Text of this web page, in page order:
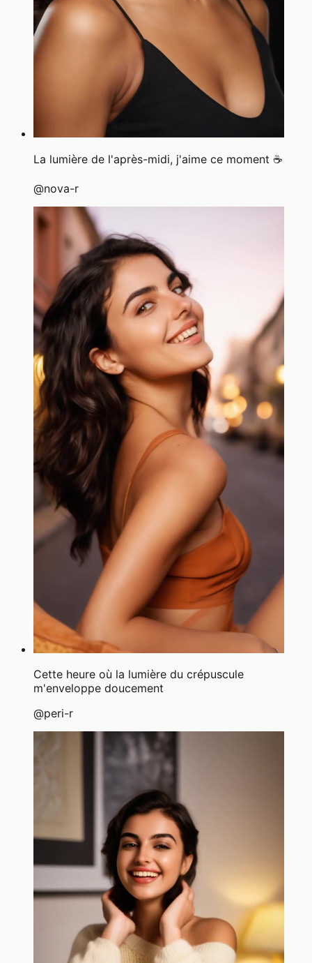
La lumière de l'après-midi, j'aime ce moment ☕
@nova-r
Cette heure où la lumière du crépuscule
m'enveloppe doucement
@peri-r